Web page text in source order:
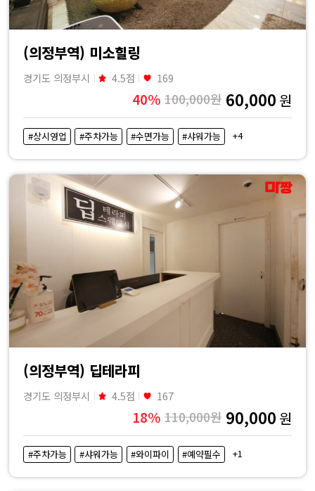
(의정부역) 미소힐링
경기도 의정부시 4.5점 169
40% 100,000원 60,000 원
#상시영업 #주차가능 #수면가능 #샤워가능 +4
(의정부역) 딥테라피
경기도 의정부시 4.5점 167
18% 110,000원 90,000 원
#주차가능 #샤워가능 #와이파이 #예약필수 +1